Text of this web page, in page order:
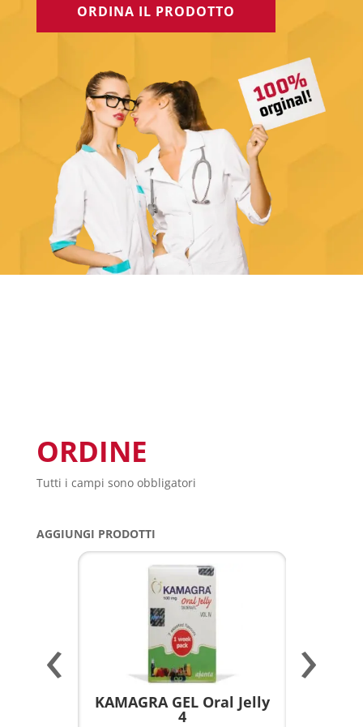
ORDINA IL PRODOTTO
ORDINE
Tutti i campi sono obbligatori
AGGIUNGI PRODOTTI
KAMAGRA GEL Oral Jelly
4
‹ ›